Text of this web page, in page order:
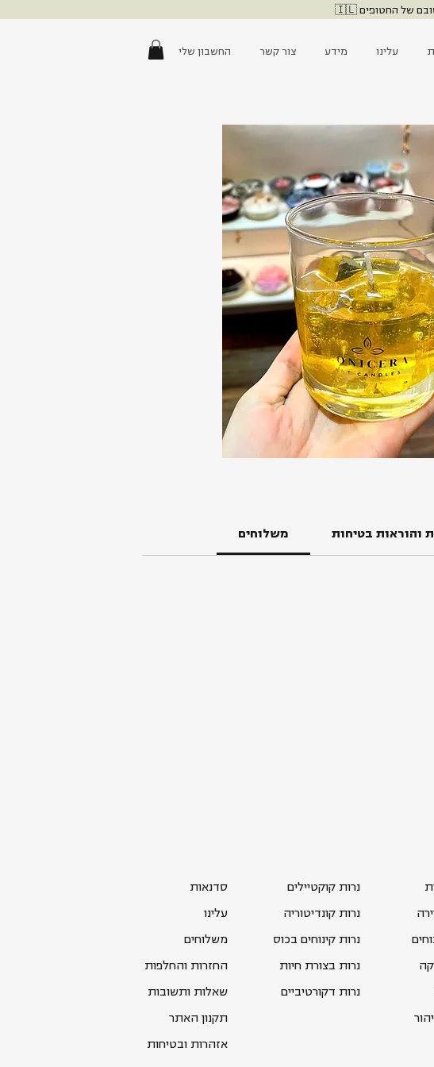
עלינו מידע צור קשר החשבון שלי
משלוחים והוראות בטיחות
סדנאות
עלינו
משלוחים
החזרות והחלפות
שאלות ותשובות
תקנון האתר
אזהרות ובטיחות
נרות קוקטיילים
נרות קונדיטוריה
נרות קינוחים בכוס
נרות בצורת חיות
נרות דקורטיביים